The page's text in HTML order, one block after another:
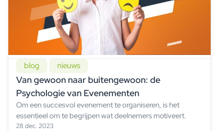
blog nieuws
Van gewoon naar buitengewoon: de
Psychologie van Evenementen
Om een succesvol evenement te organiseren, is het
essentieel om te begrijpen wat deelnemers motiveert.
28 dec. 2023